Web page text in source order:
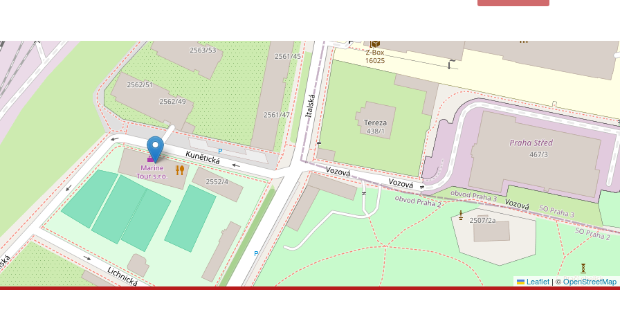
Leaflet |©OpenStreetMap